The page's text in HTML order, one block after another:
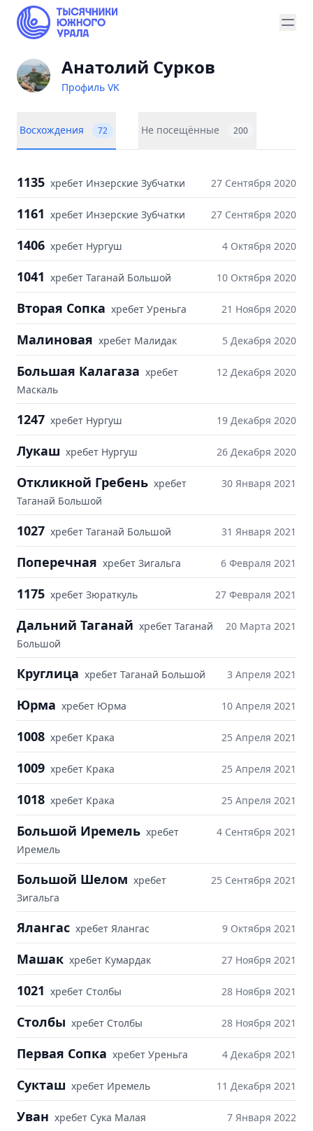
Анатолий Сурков
Профиль VK
Восхождения 72 Не посещённые 200
1135 хребет Инзерские Зубчатки 27 Сентября 2020
1161 хребет Инзерские Зубчатки 27 Сентября 2020
1406 хребет Нургуш 4 Октября 2020
1041 хребет Таганай Большой 10 Октября 2020
Вторая Сопка хребет Уреньга 21 Ноября 2020
Малиновая хребет Малидак 5 Декабря 2020
Большая Калагаза хребет
Маскаль
12 Декабря 2020
1247 хребет Нургуш 19 Декабря 2020
Лукаш хребет Нургуш 26 Декабря 2020
Откликной Гребень хребет
Таганай Большой
30 Января 2021
1027 хребет Таганай Большой 31 Января 2021
Поперечная хребет Зигальга 6 Февраля 2021
1175 хребет Зюраткуль 27 Февраля 2021
Дальний Таганай хребет Таганай
Большой
20 Марта 2021
Круглица хребет Таганай Большой 3 Апреля 2021
Юрма хребет Юрма 10 Апреля 2021
1008 хребет Крака 25 Апреля 2021
1009 хребет Крака 25 Апреля 2021
1018 хребет Крака 25 Апреля 2021
Большой Иремель хребет
Иремель
4 Сентября 2021
Большой Шелом хребет
Зигальга
25 Сентября 2021
Ялангас хребет Ялангас 9 Октября 2021
Машак хребет Кумардак 27 Ноября 2021
1021 хребет Столбы 28 Ноября 2021
Столбы хребет Столбы 28 Ноября 2021
Первая Сопка хребет Уреньга 4 Декабря 2021
Сукташ хребет Иремель 11 Декабря 2021
Уван хребет Сука Малая 7 Января 2022